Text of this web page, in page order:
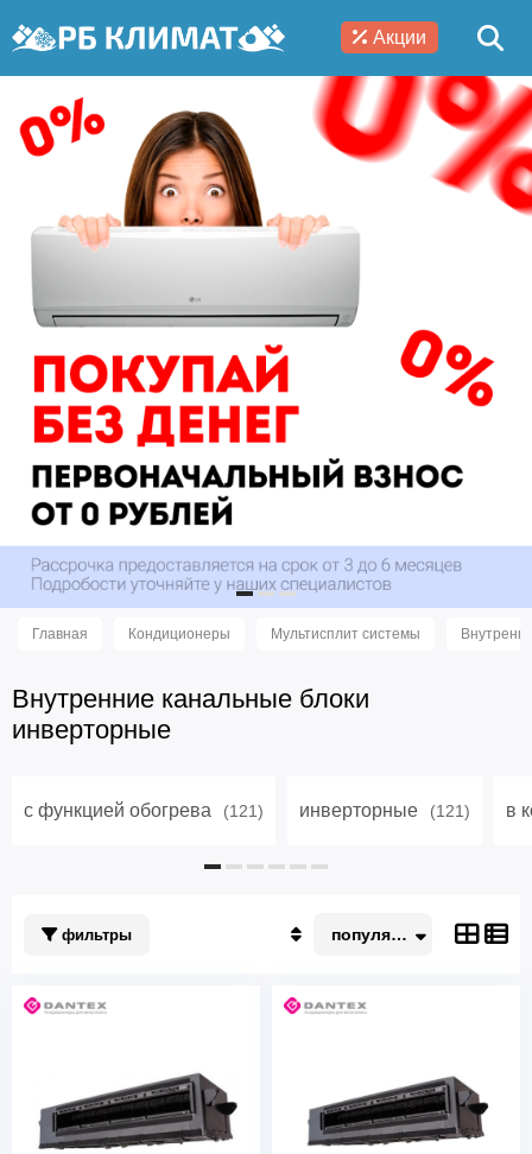
Акции
Главная Кондиционеры Мультисплит системы
Внутренние канальные блоки
инверторные
с функцией обогрева (121) инверторные (121) в
фильтры
Недорогие
популярные